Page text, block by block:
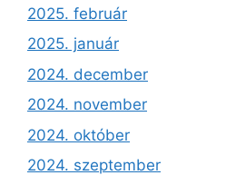
2025. február
2025. január
2024. december
2024. november
2024. október
2024. szeptember